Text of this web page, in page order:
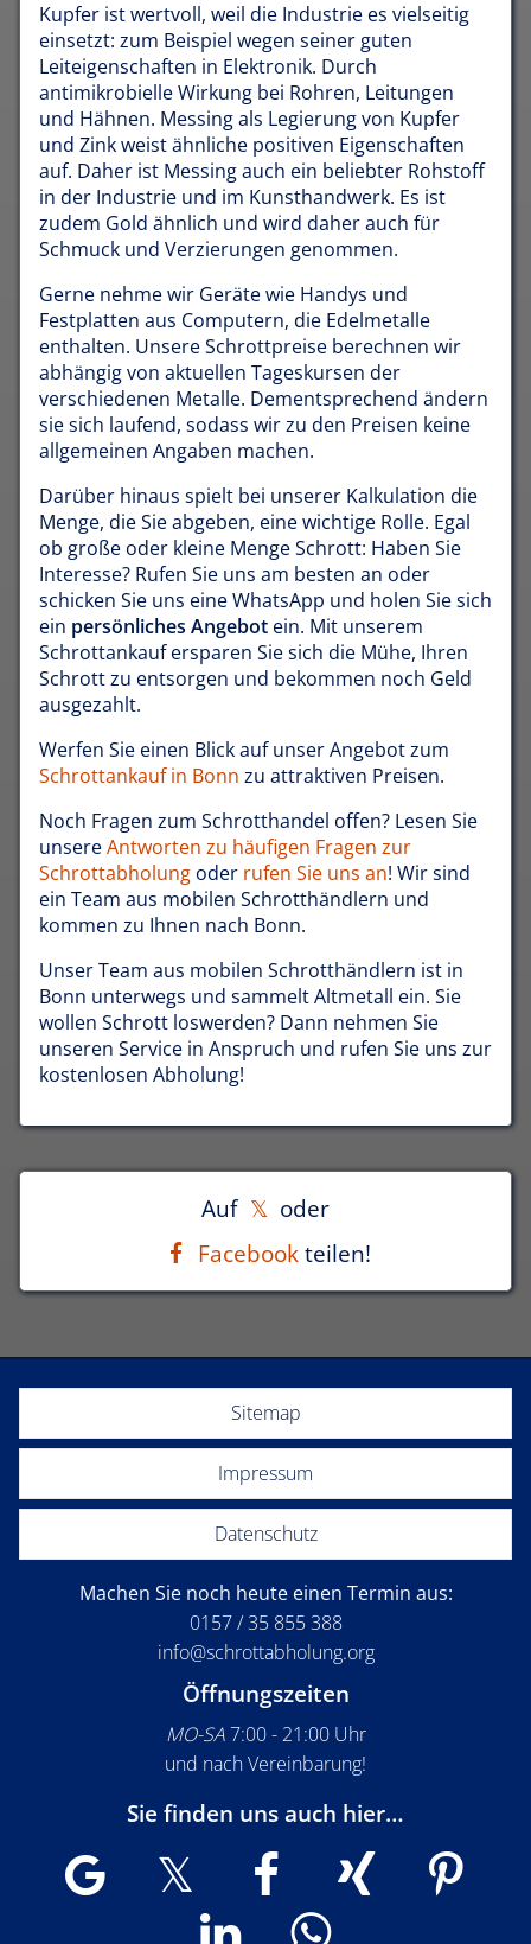
Kupfer ist wertvoll, weil die Industrie es vielseitig
einsetzt: zum Beispiel wegen seiner guten
Leiteigenschaften in Elektronik. Durch
antimikrobielle Wirkung bei Rohren, Leitungen
und Hähnen. Messing als Legierung von Kupfer
und Zink weist ähnliche positiven Eigenschaften
auf. Daher ist Messing auch ein beliebter Rohstoff
in der Industrie und im Kunsthandwerk. Es ist
zudem Gold ähnlich und wird daher auch für
Schmuck und Verzierungen genommen.
Gerne nehme wir Geräte wie Handys und
Festplatten aus Computern, die Edelmetalle
enthalten. Unsere Schrottpreise berechnen wir
abhängig von aktuellen Tageskursen der
verschiedenen Metalle. Dementsprechend ändern
sie sich laufend, sodass wir zu den Preisen keine
allgemeinen Angaben machen.
Darüber hinaus spielt bei unserer Kalkulation die
Menge, die Sie abgeben, eine wichtige Rolle. Egal
ob große oder kleine Menge Schrott: Haben Sie
Interesse? Rufen Sie uns am besten an oder
schicken Sie uns eine WhatsApp und holen Sie sich
ein persönliches Angebot ein. Mit unserem
Schrottankauf ersparen Sie sich die Mühe, Ihren
Schrott zu entsorgen und bekommen noch Geld
ausgezahlt.
Werfen Sie einen Blick auf unser Angebot zum
Schrottankauf in Bonn zu attraktiven Preisen.
Noch Fragen zum Schrotthandel offen? Lesen Sie
unsereAntworten zu häufigen Fragen zur
Schrottabholung oder rufen Sie uns an! Wir sind
ein Team aus mobilen Schrotthändlern und
kommen zu Ihnen nach Bonn.
Unser Team aus mobilen Schrotthändlern ist in
Bonn unterwegs und sammelt Altmetall ein. Sie
wollen Schrott loswerden? Dann nehmen Sie
unseren Service in Anspruch und rufen Sie uns zur
kostenlosen Abholung!
Auf
oder
Facebookteilen!
Sitemap
Impressum
Datenschutz
Machen Sie noch heute einen Termin aus:
0157 / 35 855 388
info@schrottabholung.org
Öffnungszeiten
MO-SA7:00 - 21:00 Uhr
und nach Vereinbarung!
Sie finden uns auch hier…